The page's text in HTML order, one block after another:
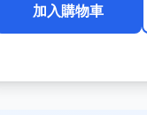
加入購物車